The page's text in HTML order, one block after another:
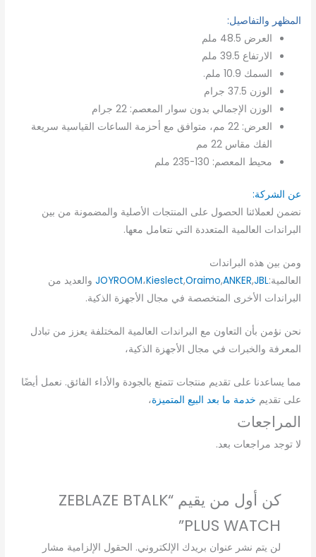
المظهر والتفاصيل:
العرض 48.5 ملم
الارتفاع 39.5 ملم
السمك 10.9 ملم.
الوزن 37.5 جرام
الوزن الإجمالي بدون سوار المعصم: 22 جرام
العرض: 22 مم، متوافق مع أحزمة الساعات القياسية سريعة
الفك مقاس 22 مم
محيط المعصم: 130-235 ملم
عن الشركة:
نضمن لعملائنا الحصول على المنتجات الأصلية والمضمونة من بين
البراندات العالمية المتعددة التي نتعامل معها.
ومن بين هذه البراندات
العالمية:
JOYROOM،Kieslect,Oraimo,ANKER,JBL
والعديد من
البراندات الأخرى المتخصصة في مجال الأجهزة الذكية.
نحن نؤمن بأن التعاون مع البراندات العالمية المختلفة يعزز من تبادل
المعرفة والخبرات في مجال الأجهزة الذكية،
مما يساعدنا على تقديم منتجات تتمتع بالجودة والأداء الفائق. نعمل أيضًا
على تقديم خدمة ما بعد البيع المتميزة،
المراجعات
لا توجد مراجعات بعد.
كن أول من يقيم “ZEBLAZE BTALK
PLUS WATCH”
لن يتم نشر عنوان بريدك الإلكتروني. الحقول الإلزامية مشار